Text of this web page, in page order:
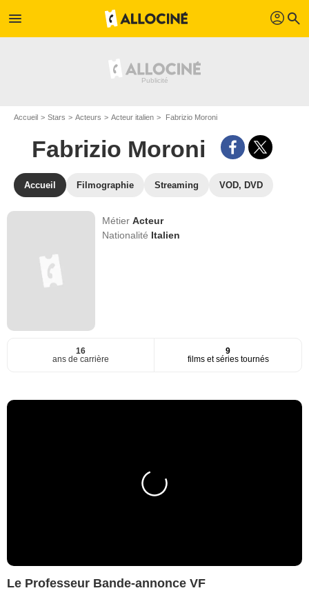
menu profil search
Accueil Stars Acteurs Acteur italien Fabrizio Moroni
Fabrizio Moroni
Accueil Filmographie Streaming VOD, DVD
MétierActeur
Nationalité Italien
16
ans de carrière
9
films et séries tournés
Le Professeur Bande-annonce VF